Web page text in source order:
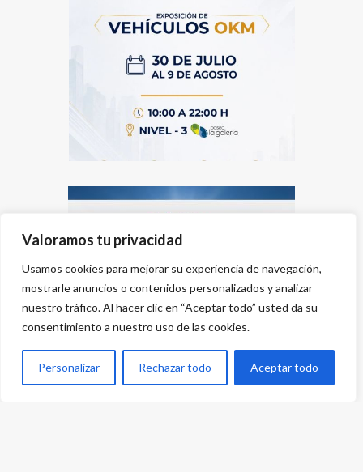
Valoramos tu privacidad
Usamos cookies para mejorar su experiencia de navegación,
mostrarle anuncios o contenidos personalizados y analizar
nuestro tráfico. Al hacer clic en “Aceptar todo” usted da su
consentimiento a nuestro uso de las cookies.
Personalizar Rechazar todo Aceptar todo